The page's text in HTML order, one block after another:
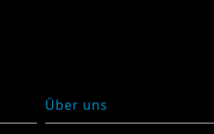
Über uns